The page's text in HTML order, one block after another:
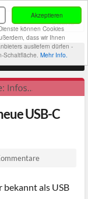
Akzeptieren
können Cookies
dass wir Ihnen
ausliefern dürfen -
Schaltfläche. Mehr Info.
USB-C
bekannt als USB